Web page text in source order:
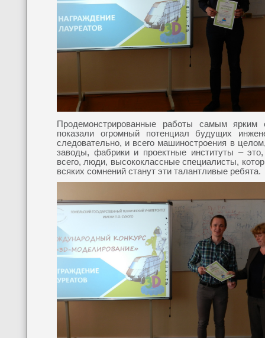
Продемонстрированные работы самым ярким
показали огромный потенциал будущих
следовательно, и всего машиностроения в
заводы, фабрики и проектные институты –
всего, люди, высококлассные специалисты,
всяких сомнений станут эти талантливые ребята.